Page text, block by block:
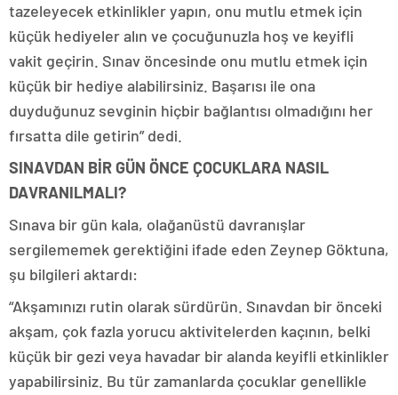
tazeleyecek etkinlikler yapın, onu mutlu etmek için
küçük hediyeler alın ve çocuğunuzla hoş ve keyifli
vakit geçirin. Sınav öncesinde onu mutlu etmek için
küçük bir hediye alabilirsiniz. Başarısı ile ona
duyduğunuz sevginin hiçbir bağlantısı olmadığını her
fırsatta dile getirin” dedi.
SINAVDAN BİR GÜN ÖNCE ÇOCUKLARA NASIL
DAVRANILMALI?
Sınava bir gün kala, olağanüstü davranışlar
sergilememek gerektiğini ifade eden Zeynep Göktuna,
şu bilgileri aktardı:
“Akşamınızı rutin olarak sürdürün. Sınavdan bir önceki
akşam, çok fazla yorucu aktivitelerden kaçının, belki
küçük bir gezi veya havadar bir alanda keyifli etkinlikler
yapabilirsiniz. Bu tür zamanlarda çocuklar genellikle